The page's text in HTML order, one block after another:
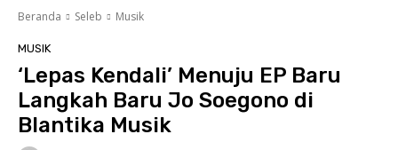
Beranda Seleb Musik
MUSIK
‘Lepas Kendali’ Menuju EP Baru ​
Langkah Baru Jo Soegono di
Blantika Musik